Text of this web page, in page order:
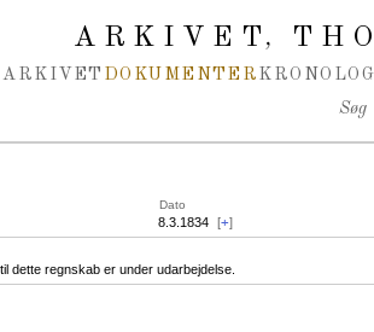
ARKIVET,
ARKIVET DOKUMENTER
Søg
Dato
8.3.1834 [+]
dette regnskab er under udarbejdelse.